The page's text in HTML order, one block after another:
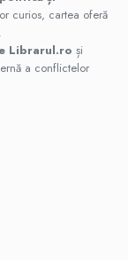
curios, cartea oferă
Librarul.ro și
a conflictelor